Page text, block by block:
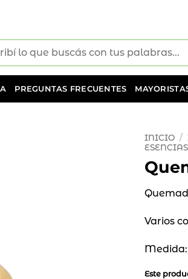
PREGUNTAS FRECUENTES
INICIO /
ESENCIAS
Varios
Medida:
Este